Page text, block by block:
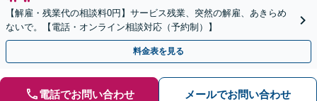
【解雇・残業代の相談料0円】サービス残業、突然の解雇、あきらめ
ないで。【電話・オンライン相談対応（予約制）】
料金表を見る
電話でお問い合わせ メールでお問い合わせ